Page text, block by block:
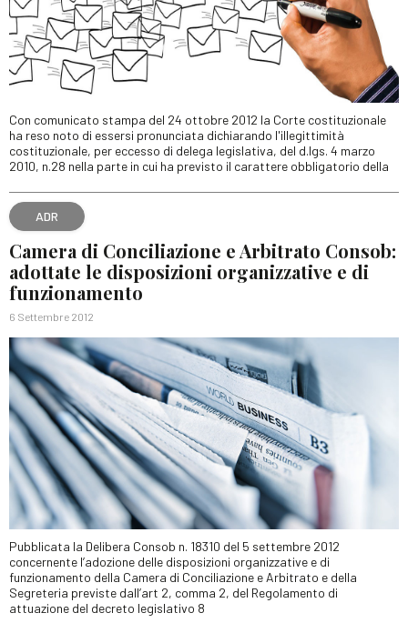
Con comunicato stampa del 24 ottobre 2012 la Corte costituzionale
ha reso noto di essersi pronunciata dichiarando l'illegittimità
costituzionale, per eccesso di delega legislativa, del d.lgs. 4 marzo
2010, n.28 nella parte in cui ha previsto il carattere obbligatorio della
ADR
Camera di Conciliazione e Arbitrato Consob:
adottate le disposizioni organizzative e di
funzionamento
6 Settembre 2012
Pubblicata la Delibera Consob n. 18310 del 5 settembre 2012
concernente l’adozione delle disposizioni organizzative e di
funzionamento della Camera di Conciliazione e Arbitrato e della
Segreteria previste dall’art 2, comma 2, del Regolamento di
attuazione del decreto legislativo 8